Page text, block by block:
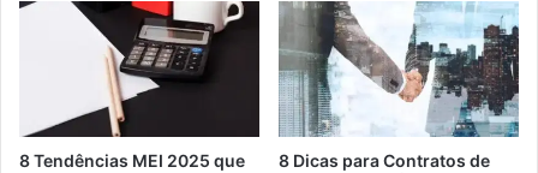
8 Tendências MEI 2025 que
8 Dicas para Contratos de